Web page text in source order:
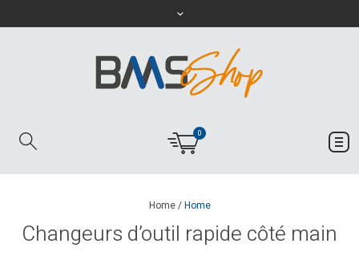
0
Home/Home
Changeurs d’outil rapide côté main